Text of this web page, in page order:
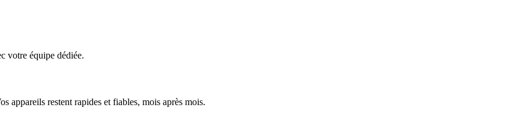
votre équipe dédiée.
appareils restent rapides et fiables, mois après mois.